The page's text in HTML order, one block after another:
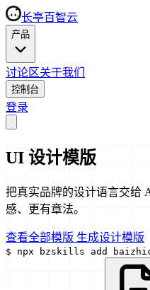
长亭百智云
产品
讨论区关于我们
控制台
登录
UI 设计模版
把真实品牌的设计语言交给
感、更有章法。
查看全部模版 生成设计模版
$ npx bzskills add